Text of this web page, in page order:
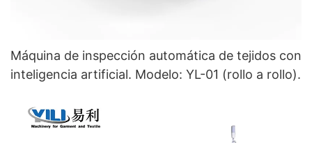
Máquina de inspección automática de tejidos con
inteligencia artificial. Modelo: YL-01 (rollo a rollo).